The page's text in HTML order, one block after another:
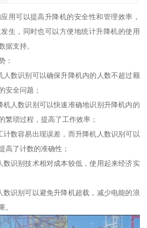
用可以提高升降机的安全性和管理效率，
生，同时也可以方便地统计升降机的使用
据支持。
：
人数识别可以确保升降机内的人数不超过额
安全问题；
机人数识别可以快速准确地识别升降机内的
繁琐过程，提高了工作效率；
计数容易出现误差，而升降机人数识别可以
高了计数的准确性；
数识别技术相对成本较低，使用起来经济实
数识别可以避免升降机超载，减少电能的浪
。